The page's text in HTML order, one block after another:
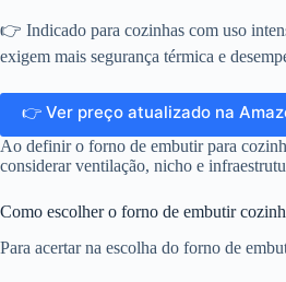
👉 Indicado para cozinhas com uso
exigem mais segurança térmica e
👉 Ver preço atualizado na
Ao definir o forno de embutir para
considerar ventilação, nicho e
Como escolher o forno de embutir
Para acertar na escolha do forno de